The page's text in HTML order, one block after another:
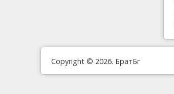
Copyright © 2026. БратБг